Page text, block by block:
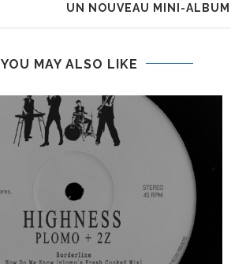
UN NOUVEAU MINI-ALBUM
YOU MAY ALSO LIKE